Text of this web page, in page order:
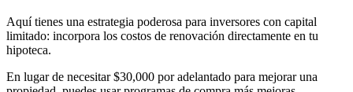
Aquí tienes una estrategia poderosa para inversores con capital
limitado: incorpora los costos de renovación directamente en tu
hipoteca.
En lugar de necesitar $30,000 por adelantado para mejorar una